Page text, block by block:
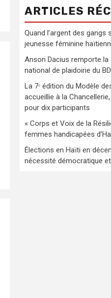
ARTICLES
Quand l’argent des gangs
jeunesse féminine
Anson Dacius remporte la
national de plaidoirie du
La 7ᵉ édition du Modèle
accueillie à la
pour dix participants
« Corps et Voix de la
femmes handicapées
Élections en Haïti en
nécessité démocratique